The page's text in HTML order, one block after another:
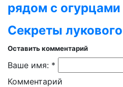
рядом с огурцами
Секреты
Оставить комментарий
Ваше имя: *
Комментарий